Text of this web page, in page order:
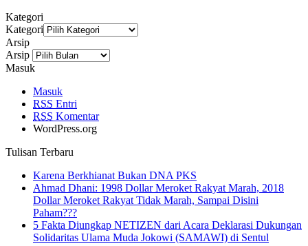
Kategori
Kategori
Arsip
Arsip
Masuk
Masuk
RSS Entri
RSS Komentar
WordPress.org
Tulisan Terbaru
Karena Berkhianat Bukan DNA PKS
Ahmad Dhani: 1998 Dollar Meroket Rakyat Marah, 2018
Dollar Meroket Rakyat Tidak Marah, Sampai Disini
Paham???
5 Fakta Diungkap NETIZEN dari Acara Deklarasi Dukungan
Solidaritas Ulama Muda Jokowi (SAMAWI) di Sentul